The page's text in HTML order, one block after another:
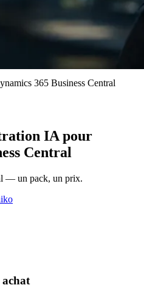
365 Business Central
IA pour
Central
— un pack, un prix.
achat